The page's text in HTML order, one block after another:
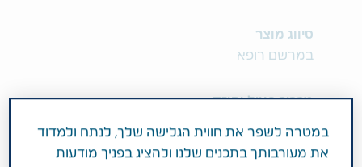
סיווג מוצר
במרשם רופא
מרכיב פעיל וחוזק
במטרה לשפר את חווית הגלישה שלך, לנתח ולמדוד
את מעורבותך בתכנים שלנו ולהציג בפניך מודעות